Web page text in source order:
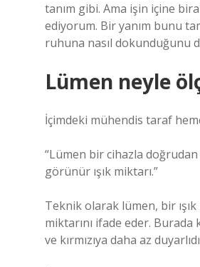
tanım gibi. Ama işin içine
ediyorum. Bir yanım bunu
ruhuna nasıl dokunduğunu
Lümen neyle
İçimdeki mühendis taraf
“Lümen bir cihazla doğrudan
görünür ışık miktarı.”
Teknik olarak lümen, bir ışık
miktarını ifade eder.
ve kırmızıya daha az